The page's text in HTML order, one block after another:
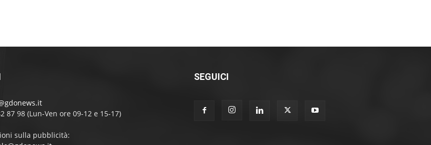
87 98 (Lun-Ven ore 09-12 e 15-17)
sulla pubblicità:
SEGUICI